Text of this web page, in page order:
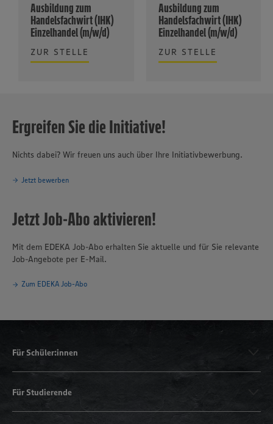
Ausbildung zum
Handelsfachwirt (IHK)
Einzelhandel (m/w/d)
ZUR STELLE
Ausbildung zum
Handelsfachwirt (IHK)
Einzelhandel (m/w/d)
ZUR STELLE
Ergreifen Sie die Initiative!
Nichts dabei? Wir freuen uns auch über Ihre Initiativbewerbung.
Jetzt bewerben
Jetzt Job-Abo aktivieren!
Mit dem EDEKA Job-Abo erhalten Sie aktuelle und für Sie relevante
Job-Angebote per E-Mail.
Zum EDEKA Job-Abo
Für Schüler:innen
Für Studierende